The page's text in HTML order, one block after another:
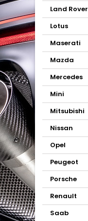
Land Rover
Lotus
Maserati
Mazda
Mercedes
Mini
Mitsubishi
Nissan
Opel
Peugeot
Porsche
Renault
Saab